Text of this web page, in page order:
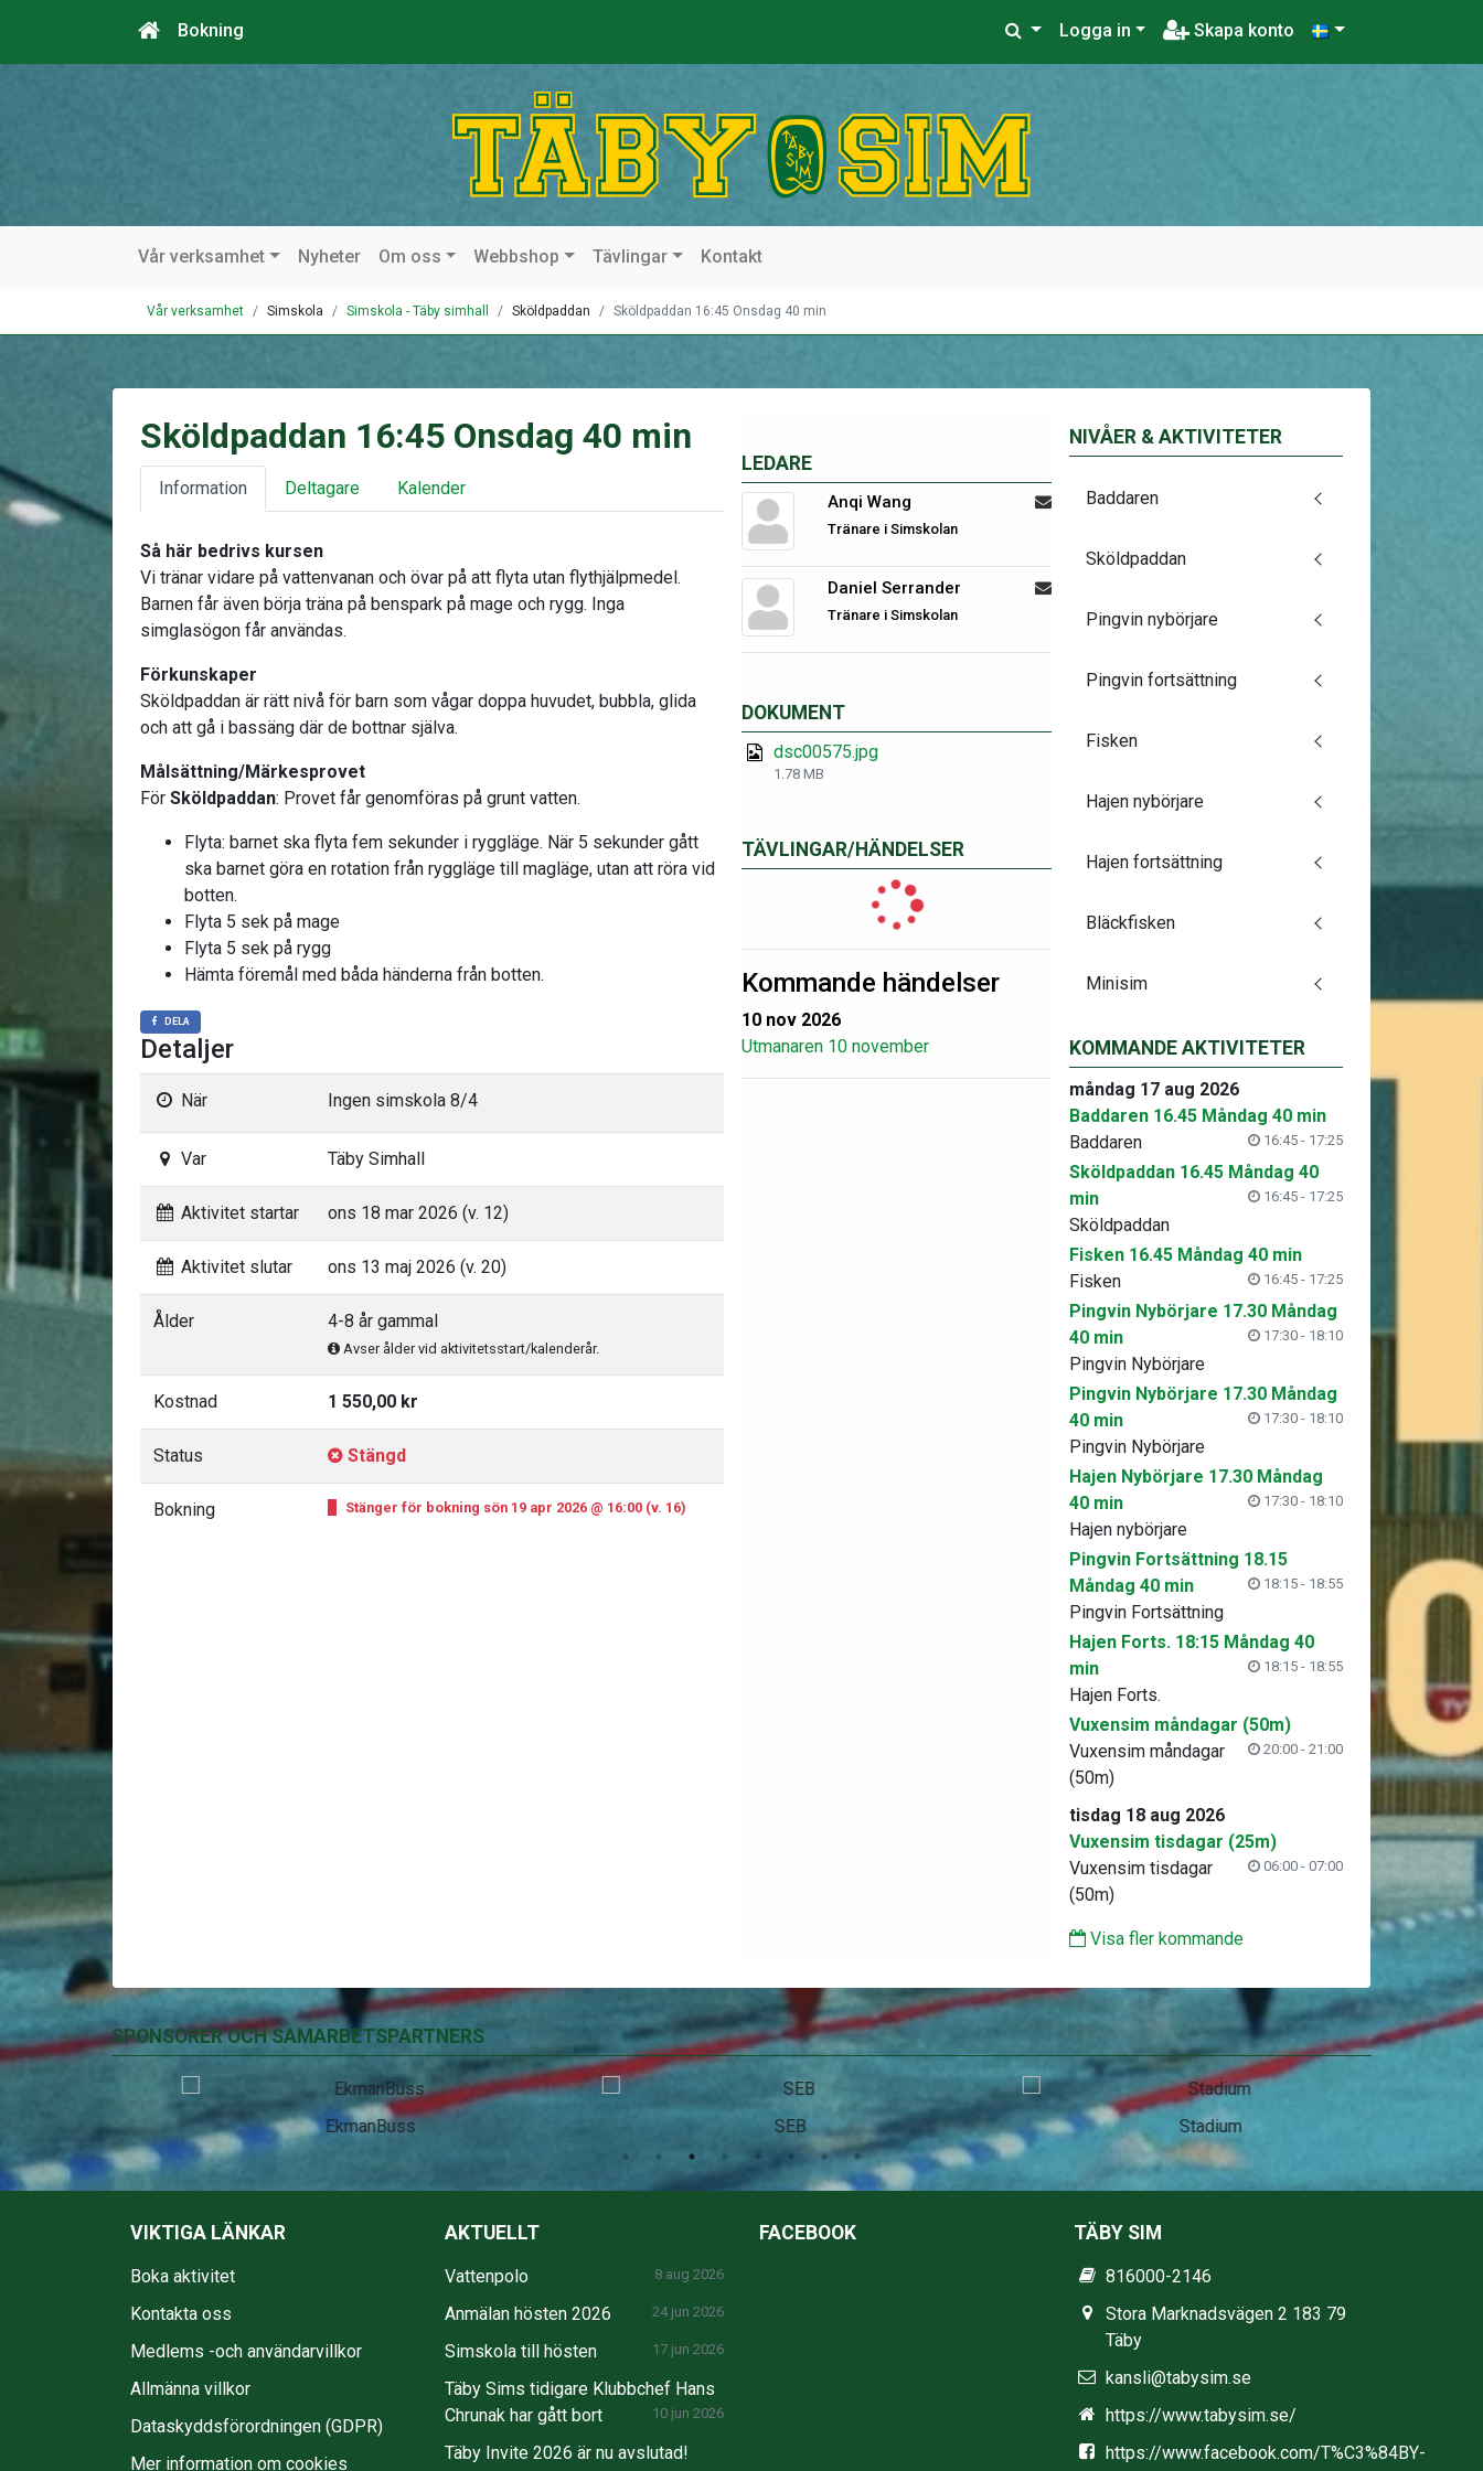
Bokning Logga in Skapa konto
Vår verksamhet Nyheter Om oss Webbshop Tävlingar Kontakt
Vår verksamhet Simskola Simskola - Täby simhall Sköldpaddan Sköldpaddan 16:45 Onsdag 40 min
LEDARE
Anqi Wang
Tränare i Simskolan
Daniel Serrander
Tränare i Simskolan
DOKUMENT
dsc00575.jpg
1.78 MB
TÄVLINGAR/HÄNDELSER
Kommande händelser
10 nov 2026
Utmanaren 10 november
Sköldpaddan 16:45 Onsdag 40 min
Information Deltagare Kalender
Så här bedrivs kursen
Vi tränar vidare på vattenvanan och övar på att flyta utan flythjälpmedel.
Barnen får även börja träna på benspark på mage och rygg. Inga
simglasögon får användas.
Förkunskaper
Sköldpaddan är rätt nivå för barn som vågar doppa huvudet, bubbla, glida
och att gå i bassäng där de bottnar själva.
Målsättning/Märkesprovet
För Sköldpaddan: Provet får genomföras på grunt vatten.
Flyta: barnet ska flyta fem sekunder i ryggläge. När 5 sekunder gått
ska barnet göra en rotation från ryggläge till magläge, utan att röra vid
botten.
Flyta 5 sek på mage
Flyta 5 sek på rygg
Hämta föremål med båda händerna från botten.
DELA
Detaljer
När Ingen simskola 8/4
Var Täby Simhall
Aktivitet startar ons 18 mar 2026 (v. 12)
Aktivitet slutar ons 13 maj 2026 (v. 20)
Ålder 4-8 år gammal
Avser ålder vid aktivitetsstart/kalenderår.
Kostnad 1 550,00 kr
Status Stängd
Bokning Stänger för bokning sön 19 apr 2026 @ 16:00 (v. 16)
NIVÅER & AKTIVITETER
Baddaren
Sköldpaddan
Pingvin nybörjare
Pingvin fortsättning
Fisken
Hajen nybörjare
Hajen fortsättning
Bläckfisken
Minisim
KOMMANDE AKTIVITETER
måndag 17 aug 2026
Baddaren 16.45 Måndag 40 min
16:45 - 17:25
Baddaren
Sköldpaddan 16.45 Måndag 40
min
16:45 - 17:25
Sköldpaddan
Fisken 16.45 Måndag 40 min
16:45 - 17:25
Fisken
Pingvin Nybörjare 17.30 Måndag
40 min
17:30 - 18:10
Pingvin Nybörjare
Pingvin Nybörjare 17.30 Måndag
40 min
17:30 - 18:10
Pingvin Nybörjare
Hajen Nybörjare 17.30 Måndag
40 min
17:30 - 18:10
Hajen nybörjare
Pingvin Fortsättning 18.15
Måndag 40 min
18:15 - 18:55
Pingvin Fortsättning
Hajen Forts. 18:15 Måndag 40
min
18:15 - 18:55
Hajen Forts.
Vuxensim måndagar (50m)
20:00 - 21:00
Vuxensim måndagar
(50m)
tisdag 18 aug 2026
Vuxensim tisdagar (25m)
06:00 - 07:00
Vuxensim tisdagar
(50m)
Visa fler kommande
SPONSORER OCH SAMARBETSPARTNERS
EkmanBuss Stadium
VIKTIGA LÄNKAR
Boka aktivitet
Kontakta oss
Medlems -och användarvillkor
Allmänna villkor
Dataskyddsförordningen (GDPR)
Mer information om cookies
AKTUELLT
Vattenpolo 8 aug 2026
Anmälan hösten 2026 24 jun 2026
Simskola till hösten 17 jun 2026
Täby Sims tidigare Klubbchef Hans
Chrunak har gått bort
10 jun 2026
Täby Invite 2026 är nu avslutad!
FACEBOOK TÄBY SIM
816000-2146
Stora Marknadsvägen 2 183 79
Täby
kansli@tabysim.se
https://www.tabysim.se/
https://www.facebook.com/T%C3%84BY-